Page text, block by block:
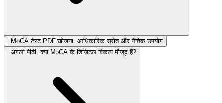
MoCA टेस्ट PDF खोजना: आधिकारिक स्रोत और नैतिक उपयोग
अगली पीढ़ी: क्या MoCA के डिजिटल विकल्प मौजूद हैं?